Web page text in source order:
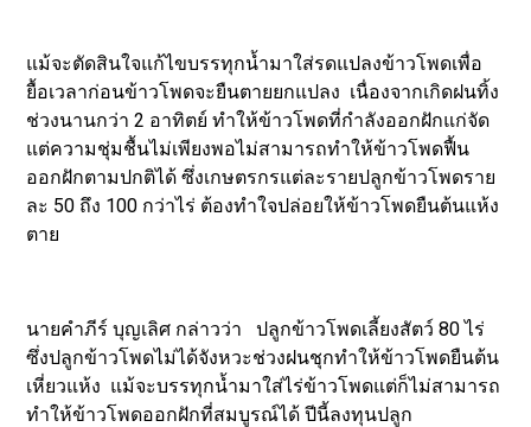
แม้จะตัดสินใจแก้ไขบรรทุกน้ำมาใส่รดแปลงข้าวโพดเพื่อ
ยื้อเวลาก่อนข้าวโพดจะยืนตายยกแปลง เนื่องจากเกิดฝนทิ้ง
ช่วงนานกว่า 2 อาทิตย์ ทำให้ข้าวโพดที่กำลังออกฝักแก่จัด
แต่ความชุ่มชื้นไม่เพียงพอไม่สามารถทำให้ข้าวโพดฟื้น
ออกฝักตามปกติได้ ซึ่งเกษตรกรแต่ละรายปลูกข้าวโพดราย
ละ 50 ถึง 100 กว่าไร่ ต้องทำใจปล่อยให้ข้าวโพดยืนต้นแห้ง
ตาย
นายคำภีร์ บุญเลิศ กล่าวว่า ปลูกข้าวโพดเลี้ยงสัตว์ 80 ไร่
ซึ่งปลูกข้าวโพดไม่ได้จังหวะช่วงฝนชุกทำให้ข้าวโพดยืนต้น
เหี่ยวแห้ง แม้จะบรรทุกน้ำมาใส่ไร่ข้าวโพดแต่ก็ไม่สามารถ
ทำให้ข้าวโพดออกฝักที่สมบูรณ์ได้ ปีนี้ลงทุนปลูก